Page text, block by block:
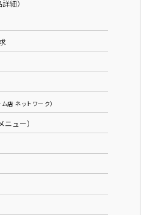
細）
店 ネットワーク）
ュー）